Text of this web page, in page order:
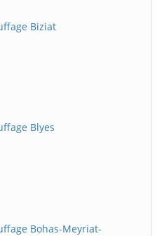
Biziat
Blyes
Bohas-Meyriat-